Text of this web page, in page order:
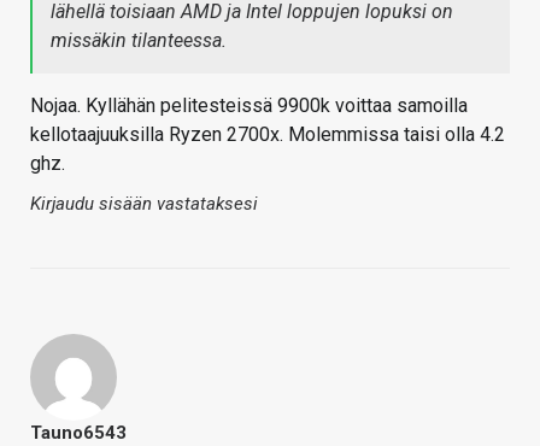
lähellä toisiaan AMD ja Intel loppujen lopuksi on
missäkin tilanteessa.
Nojaa. Kyllähän pelitesteissä 9900k voittaa samoilla
kellotaajuuksilla Ryzen 2700x. Molemmissa taisi olla 4.2
ghz.
Kirjaudu sisään vastataksesi
Tauno6543